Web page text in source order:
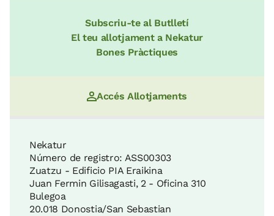
Subscriu-te al Butlletí
El teu allotjament a Nekatur
Bones Pràctiques
Accés Allotjaments
Nekatur
Número de registro: ASS00303
Zuatzu - Edificio PIA Eraikina
Juan Fermin Gilisagasti, 2 - Oficina 310
Bulegoa
20.018 Donostia/San Sebastian